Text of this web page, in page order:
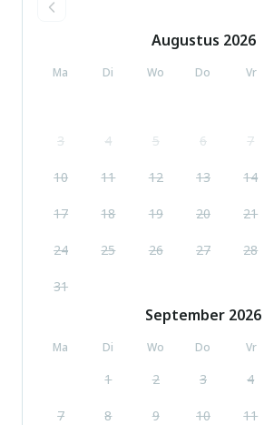
Augustus 2026
Ma Di Wo Do Vr
3 4 5 6 7
10 11 12 13 14
17 18 19 20 21
24 25 26 27 28
31
September 2026
Ma Di Wo Do Vr
1 2 3 4
7 8 9 10 11